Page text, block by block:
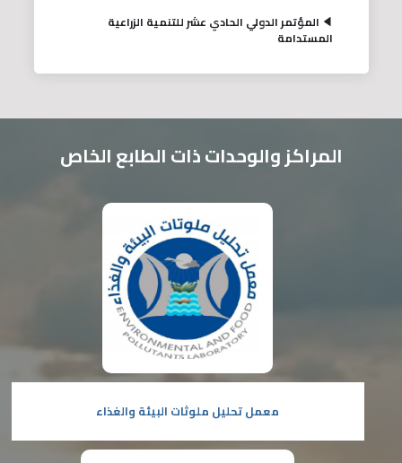
المؤتمر الدولي الحادي عشر للتنمية الزراعية
المستدامة
المراكز والوحدات ذات الطابع الخاص
معمل تحليل ملوثات البيئة والغذاء